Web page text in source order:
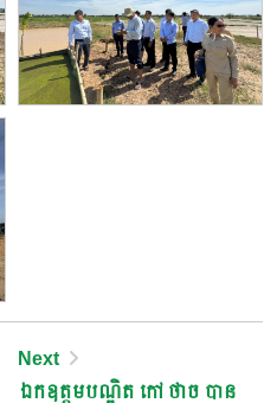
Next
ឯកឧត្តមបណ្ឌិត កៅ ថាច បាន